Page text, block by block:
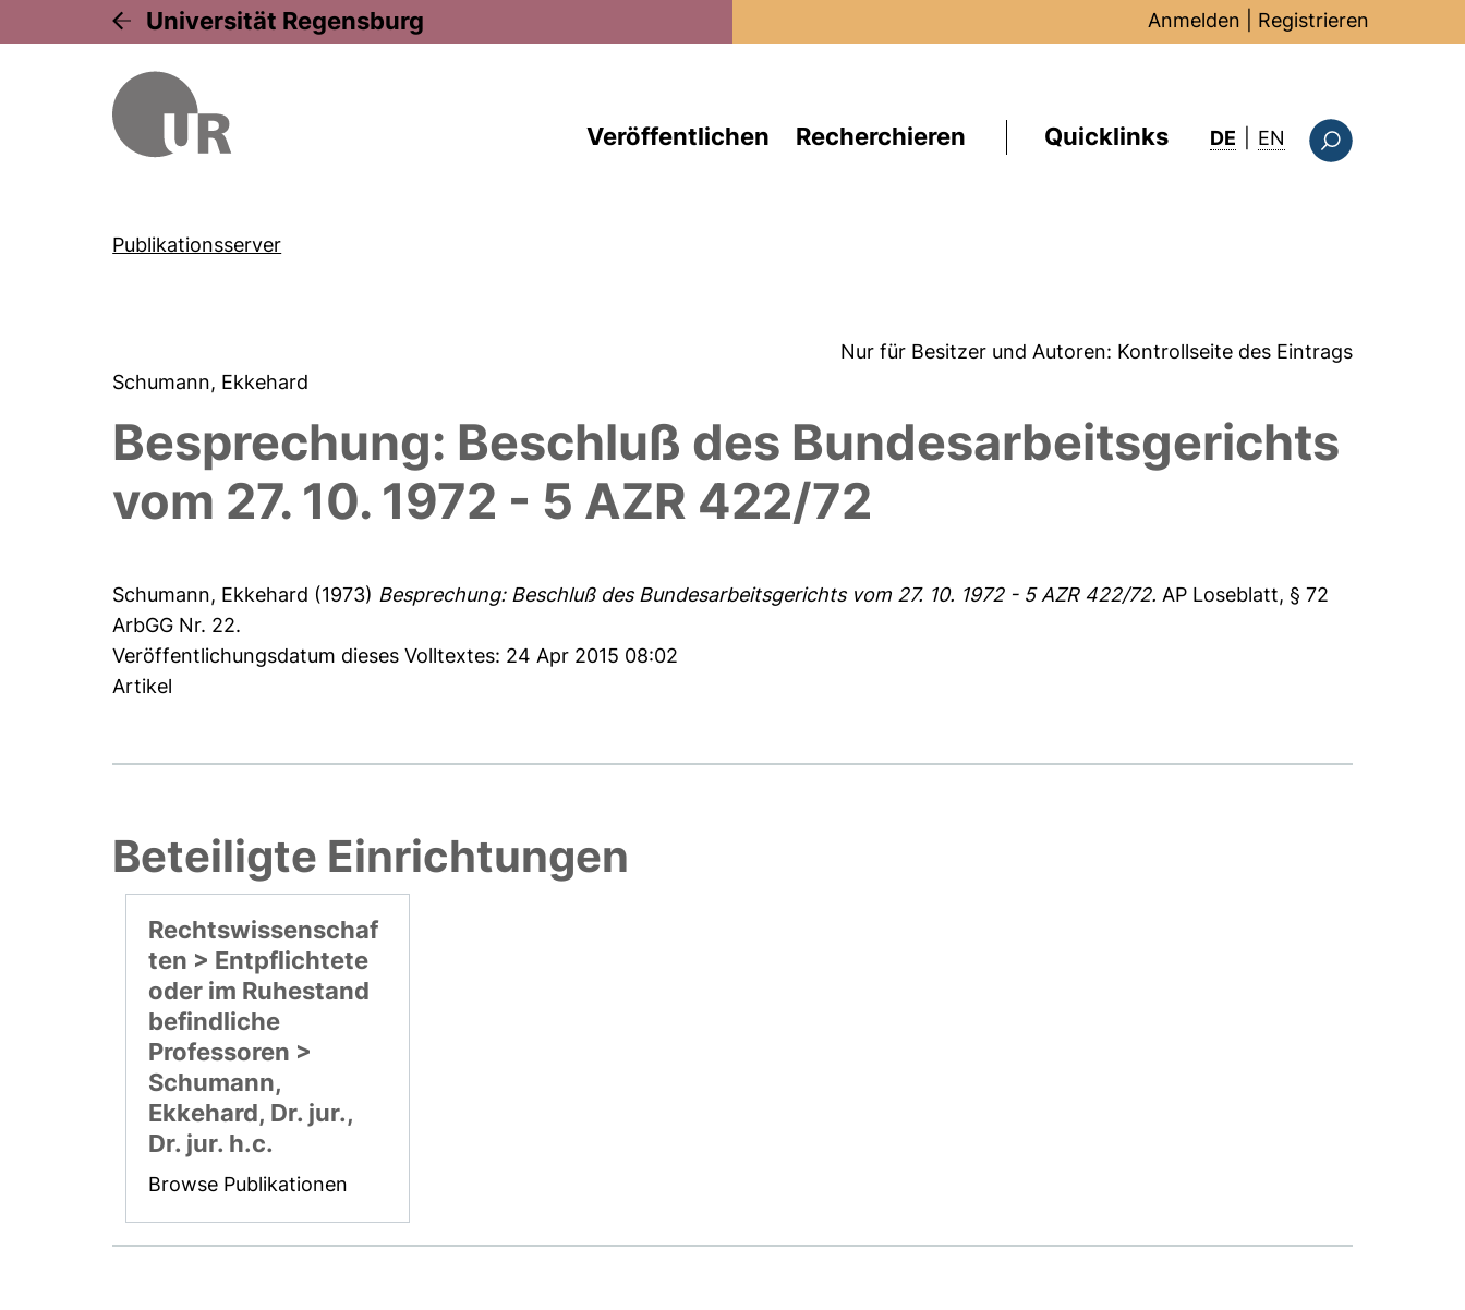
Universität Regensburg Anmelden Registrieren
Veröffentlichen Recherchieren Quicklinks DE EN : this page in
Publikationsserver
Nur für Besitzer und Autoren: Kontrollseite des Eintrags
Schumann, Ekkehard
Besprechung: Beschluß des Bundesarbeitsgerichts
vom 27. 10. 1972 - 5 AZR 422/72
Schumann, Ekkehard (1973) Besprechung: Beschluß des Bundesarbeitsgerichts vom 27. 10. 1972 - 5 AZR 422/72. AP Loseblatt, § 72
ArbGG Nr. 22.
Veröffentlichungsdatum dieses Volltextes: 24 Apr 2015 08:02
Artikel
Beteiligte Einrichtungen
Rechtswissenschaf
ten > Entpflichtete
oder im Ruhestand
befindliche
Professoren >
Schumann,
Ekkehard, Dr. jur.,
Dr. jur. h.c.
Browse Publikationen